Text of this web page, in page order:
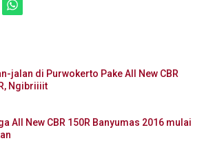
jalan di Purwokerto Pake All New CBR
Ngibriiiit
All New CBR 150R Banyumas 2016 mulai